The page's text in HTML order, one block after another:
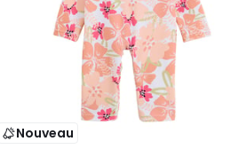
Nouveau